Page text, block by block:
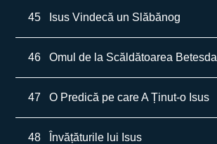
45 Isus Vindecă un Slăbănog
46 Omul de la Scăldătoarea Betesda
47 O Predică pe care A Ținut-o Isus
48 Învățăturile lui Isus